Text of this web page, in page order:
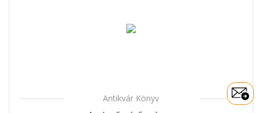
Antikvár Könyv